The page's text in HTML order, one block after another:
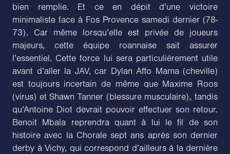
bien remplie. Et ce en dépit d’une victoire
minimaliste face à Fos Provence samedi dernier (78-
73). Car même lorsqu’elle est privée de joueurs
majeurs, cette équipe roannaise sait assurer
l’essentiel. Cette force lui sera particulièrement utile
avant d’aller la JAV, car Dylan Affo Mama (cheville)
est toujours incertain de même que Maxime Roos
(virus) et Shawn Tanner (blessure musculaire), tandis
qu’Antoine Diot devrait pouvoir effectuer son retour.
Benoit Mbala reprendra quant à lui le fil de son
histoire avec la Chorale sept ans après son dernier
derby à Vichy, qui correspond d’ailleurs à la dernière